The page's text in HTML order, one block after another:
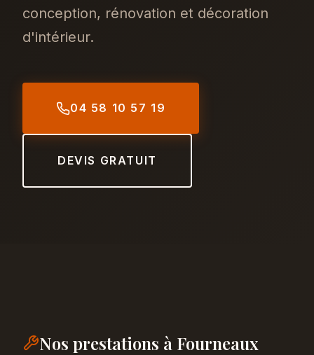
conception, rénovation et décoration
d'intérieur.
04 58 10 57 19
DEVIS GRATUIT
Nos prestations à Fourneaux